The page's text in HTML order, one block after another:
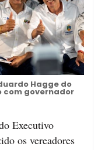
Hagge do
com governador
Executivo
os vereadores